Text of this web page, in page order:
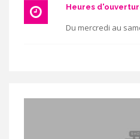
Heures
Du mercredi au